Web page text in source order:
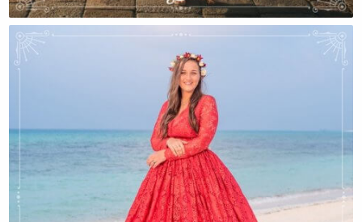
Чудеса Случаются — Они Вокруг Нас:)